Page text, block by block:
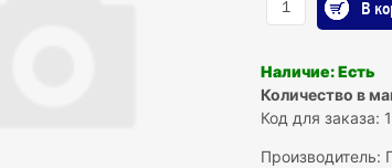
В
Наличие: Есть
Количество в
Код для заказа:
Производитель: